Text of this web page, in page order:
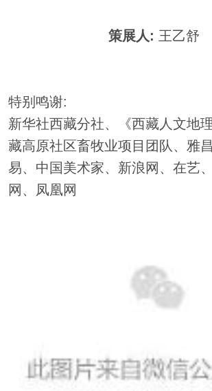
策展人: 王乙舒
特别鸣谢:
新华社西藏分社、《西藏人文地
藏高原社区畜牧业项目团队、雅
易、中国美术家、新浪网、在艺
网、凤凰网